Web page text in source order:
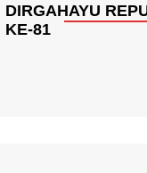
DIRGAHAYU
KE-81